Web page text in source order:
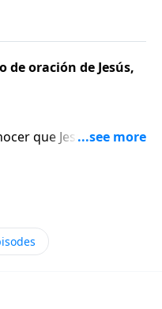
Ella tomó la
ser mamá.
de oración de Jesús,
que Jesús mismo
matrimonio y por